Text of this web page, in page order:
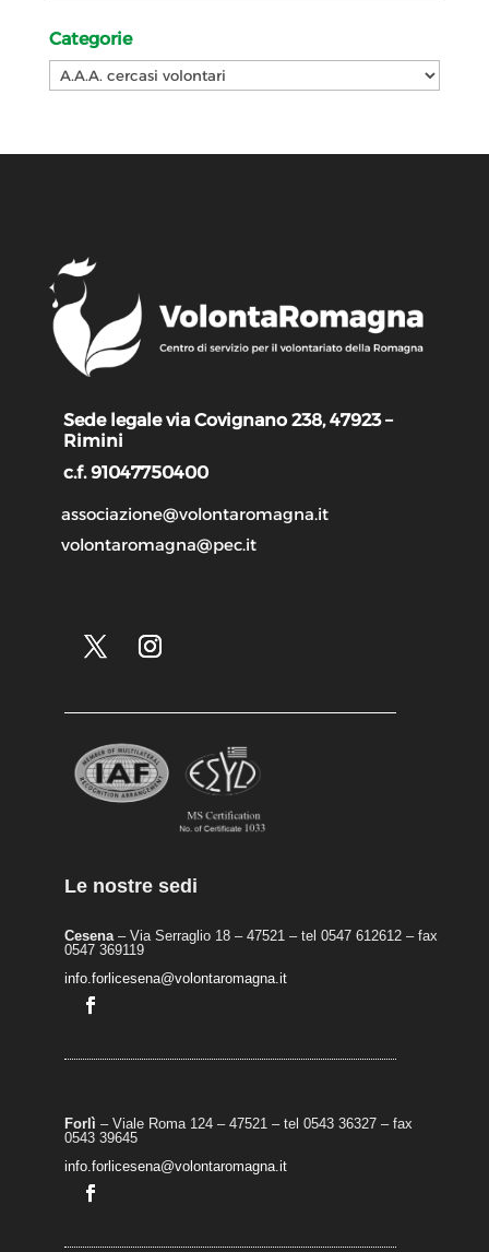
Categorie
Categorie
Sede legale via Covignano 238, 47923 –
Rimini
c.f. 91047750400
associazione@volontaromagna.it
volontaromagna@pec.it
Le nostre sedi
Cesena– Via Serraglio 18 – 47521 – tel 0547 612612 – fax
0547 369119
info.forlicesena@volontaromagna.it
Forlì – Viale Roma 124 – 47521 – tel 0543 36327 – fax
0543 39645
info.forlicesena@volontaromagna.it